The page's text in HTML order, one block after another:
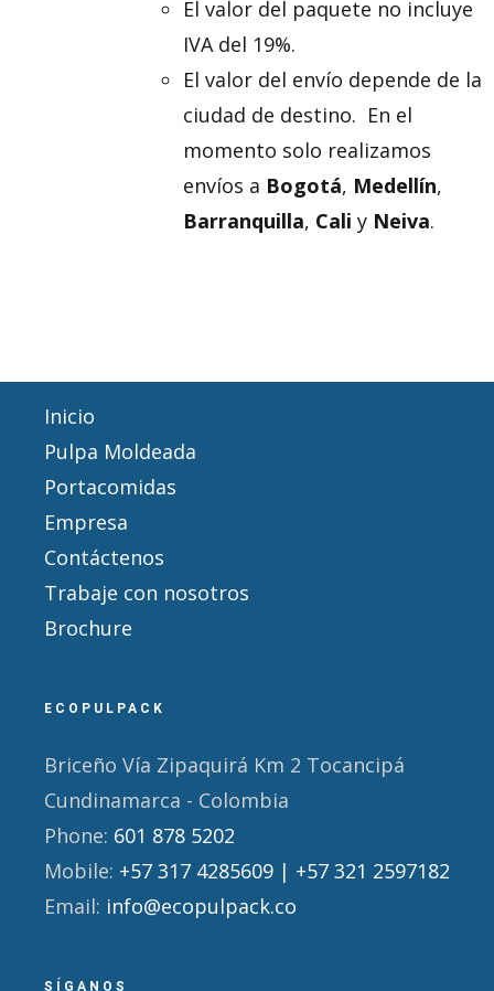
El valor del paquete no incluye
IVA del 19%.
El valor del envío depende de la
ciudad de destino. En el
momento solo realizamos
envíos a Bogotá, Medellín,
Barranquilla, Cali y Neiva.
Inicio
Pulpa Moldeada
Portacomidas
Empresa
Contáctenos
Trabaje con nosotros
Brochure
ECOPULPACK
Briceño Vía Zipaquirá Km 2 Tocancipá
Cundinamarca - Colombia
Phone: 601 878 5202
Mobile: +57 317 4285609 | +57 321 2597182
Email: info@ecopulpack.co
SÍGANOS